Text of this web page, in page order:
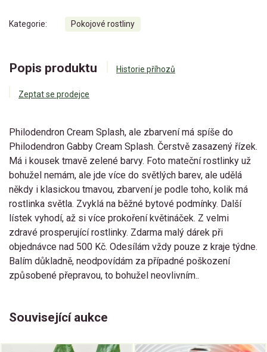
Kategorie: Pokojové rostliny
Popis produktu Historie příhozů
Zeptat se prodejce
Philodendron Cream Splash, ale zbarvení má spíše do
Philodendron Gabby Cream Splash. Čerstvě zasazený řízek.
Má i kousek tmavě zelené barvy. Foto mateční rostlinky už
bohužel nemám, ale jde více do světlých barev, ale udělá
někdy i klasickou tmavou, zbarvení je podle toho, kolik má
rostlinka světla. Zvyklá na běžné bytové podmínky. Další
lístek vyhodí, až si více prokoření květináček. Z velmi
zdravé prosperující rostlinky. Zdarma malý dárek při
objednávce nad 500 Kč. Odesílám vždy pouze z kraje týdne.
Balím důkladně, neodpovídám za případné poškození
způsobené přepravou, to bohužel neovlivním..
Související aukce